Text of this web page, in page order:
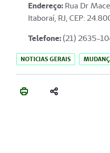
Endereço:Rua Dr
Itaboraí, RJ, CEP:
Telefone:(21) 2635-
NOTICIAS GERAIS